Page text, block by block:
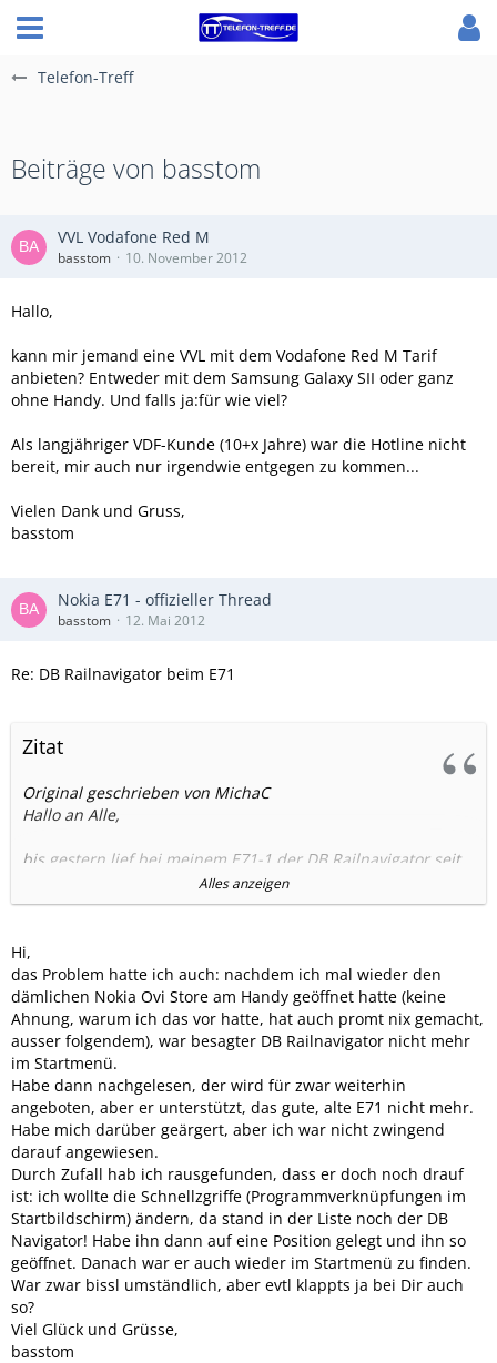
Telefon-Treff
Beiträge von basstom
VVL Vodafone Red M
basstom 10. November 2012
Hallo,
kann mir jemand eine VVL mit dem Vodafone Red M Tarif
anbieten? Entweder mit dem Samsung Galaxy SII oder ganz
ohne Handy. Und falls ja:für wie viel?
Als langjähriger VDF-Kunde (10+x Jahre) war die Hotline nicht
bereit, mir auch nur irgendwie entgegen zu kommen...
Vielen Dank und Gruss,
basstom
Nokia E71 - offizieller Thread
basstom 12. Mai 2012
Re: DB Railnavigator beim E71
Zitat
Original geschrieben von MichaC
Hallo an Alle,
bis gestern lief bei meinem E71-1 der DB Railnavigator seit
Jahren bestens. Nun - Softwareversion 501.21.001 - ist er
weg und beim Versuch ihn neu zu holen, heißt es auf
Allerdings sagt mir der interne Programm-Manager, dass er
immernoch da ist....
Bitte dringend um Hilfe, weil ich das Ding unbedingt wieder
brauche!!
Gruß
Micha
Alles anzeigen
Hi,
das Problem hatte ich auch: nachdem ich mal wieder den
dämlichen Nokia Ovi Store am Handy geöffnet hatte (keine
Ahnung, warum ich das vor hatte, hat auch promt nix gemacht,
ausser folgendem), war besagter DB Railnavigator nicht mehr
im Startmenü.
Habe dann nachgelesen, der wird für zwar weiterhin
angeboten, aber er unterstützt, das gute, alte E71 nicht mehr.
Habe mich darüber geärgert, aber ich war nicht zwingend
darauf angewiesen.
Durch Zufall hab ich rausgefunden, dass er doch noch drauf
ist: ich wollte die Schnellzgriffe (Programmverknüpfungen im
Startbildschirm) ändern, da stand in der Liste noch der DB
Navigator! Habe ihn dann auf eine Position gelegt und ihn so
geöffnet. Danach war er auch wieder im Startmenü zu finden.
War zwar bissl umständlich, aber evtl klappts ja bei Dir auch
so?
Viel Glück und Grüsse,
basstom